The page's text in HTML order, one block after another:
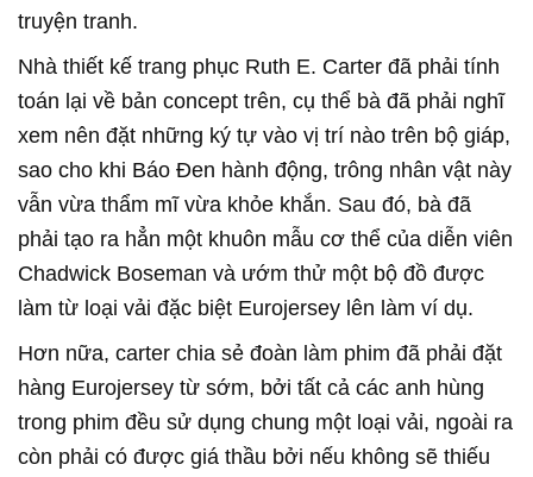
truyện tranh.
Nhà thiết kế trang phục Ruth E. Carter đã phải tính
toán lại về bản concept trên, cụ thể bà đã phải nghĩ
xem nên đặt những ký tự vào vị trí nào trên bộ giáp,
sao cho khi Báo Đen hành động, trông nhân vật này
vẫn vừa thẩm mĩ vừa khỏe khắn. Sau đó, bà đã
phải tạo ra hẳn một khuôn mẫu cơ thể của diễn viên
Chadwick Boseman và ướm thử một bộ đồ được
làm từ loại vải đặc biệt Eurojersey lên làm ví dụ.
Hơn nữa, carter chia sẻ đoàn làm phim đã phải đặt
hàng Eurojersey từ sớm, bởi tất cả các anh hùng
trong phim đều sử dụng chung một loại vải, ngoài ra
còn phải có được giá thầu bởi nếu không sẽ thiếu